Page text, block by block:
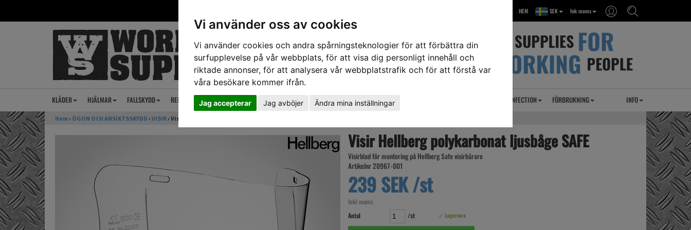
Vi använder oss av cookies
Vi använder cookies och andra spårningsteknologier för att förbättra din
surfupplevelse på vår webbplats, för att visa dig personligt innehåll och
riktade annonser, för att analysera vår webbplatstrafik och för att förstå var
våra besökare kommer ifrån.
Jag accepterar Jag avböjer Ändra mina inställningar
Ink moms
SEK
HEM
KLÄDER HJÄLMAR FALLSKYDD REP ANSIKTSSKYDD HÖRSELSKYDD HANDSKAR SKOR VERKTYG UVC DESINFECTION FÖRBRUKNING INFO
Hem › ÖGON OCH ANSIKTSSKYDD › VISIR › Visir Hellberg polykarbonat ljusbåge SAFE
Visir Hellberg polykarbonat ljusbåge SAFE
Visirblad för montering på Hellberg Safe visirbärare
Artikelnr 20967-001
239 SEK /st
Inkl moms
Antal
/st ✓ Lagervara